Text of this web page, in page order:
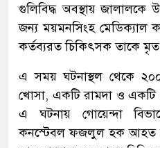
গুলিবিদ্ধ অবস্থায় জালালকে
জন্য ময়মনসিংহ মেডিক্যাল
কর্তব্যরত চিকিৎসক তাকে
এ সময় ঘটনাস্থল থেকে
খোসা, একটি রামদা ও একটি
এ ঘটনায় গোয়েন্দা
কনস্টেবল ফজলুল হক আহত